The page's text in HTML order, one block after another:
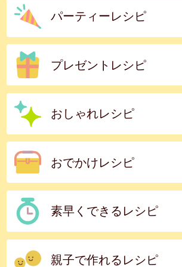
パーティーレシピ
プレゼントレシピ
おしゃれレシピ
おでかけレシピ
素早くできるレシピ
親子で作れるレシピ